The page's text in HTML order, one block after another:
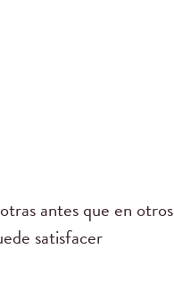
antes que en otros
satisfacer